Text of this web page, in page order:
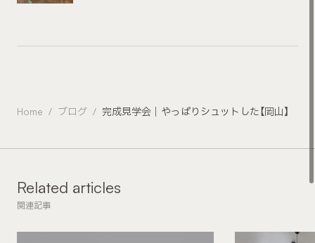
Home ブログ 完成見学会｜やっぱりシュットした【岡山】
関連記事
Related articles